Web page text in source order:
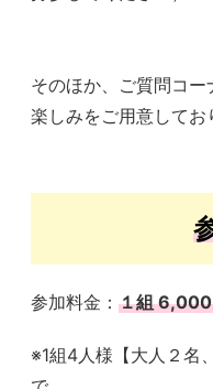
そのほか、ご質問コ
楽しみをご用意してお
参加料金： １組
※1組4人様【大人２名